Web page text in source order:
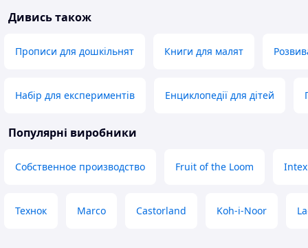
Дивись також
Прописи для дошкільнят Книги для малят
Набір для експериментів Енциклопедії для дітей
Популярні виробники
Собственное производство Fruit of the Loom Intex
Технок Marco Castorland Koh-i-Noor